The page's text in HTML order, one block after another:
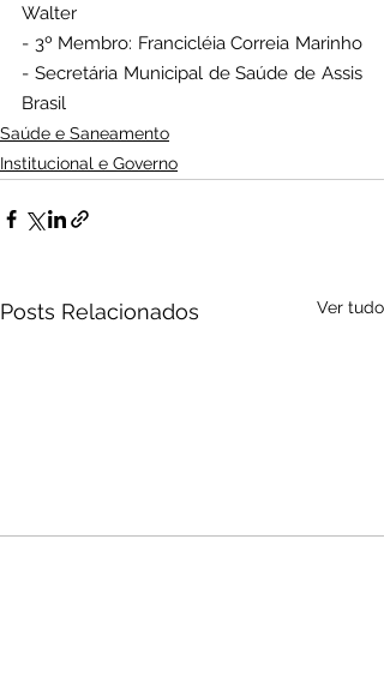
Walter
- 3º Membro: Francicléia Correia Marinho
- Secretária Municipal de Saúde de Assis
Brasil
Saúde e Saneamento
Institucional e Governo
Posts Relacionados Ver tudo